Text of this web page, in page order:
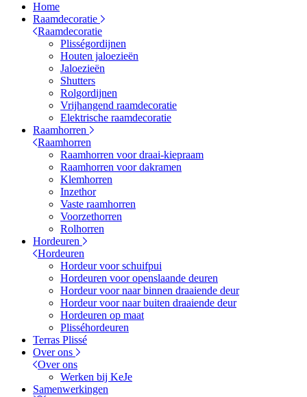
Home
Raamdecoratie
Raamdecoratie
Plisségordijnen
Houten jaloezieën
Jaloezieën
Shutters
Rolgordijnen
Vrijhangend raamdecoratie
Elektrische raamdecoratie
Raamhorren
Raamhorren
Raamhorren voor draai-kiepraam
Raamhorren voor dakramen
Klemhorren
Inzethor
Vaste raamhorren
Voorzethorren
Rolhorren
Hordeuren
Hordeuren
Hordeur voor schuifpui
Hordeuren voor openslaande deuren
Hordeur voor naar binnen draaiende deur
Hordeur voor naar buiten draaiende deur
Hordeuren op maat
Plisséhordeuren
Terras Plissé
Over ons
Over ons
Werken bij KeJe
Samenwerkingen